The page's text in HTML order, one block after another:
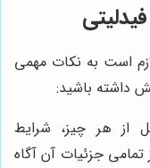
است به نکات مهمی
داشته باشید:
از هر چیز، شرایط
جزئیات آن آگاه